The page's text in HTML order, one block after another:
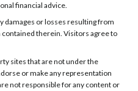
financial advice.
damages or losses resulting from
therein. Visitors agree to
sites that are not under the
or make any representation
not responsible for any content or